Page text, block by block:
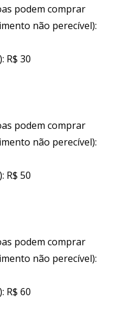
podem comprar
não perecível):
R$ 30
podem comprar
não perecível):
R$ 50
podem comprar
não perecível):
R$ 60